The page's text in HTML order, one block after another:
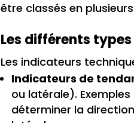
être classés en
Les différents
Les indicateurs
Indicateurs de
ou latérale).
déterminer la